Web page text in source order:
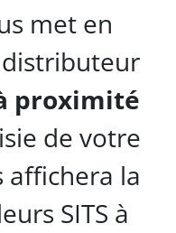
met en
proximité
de votre
affichera la
SITS à